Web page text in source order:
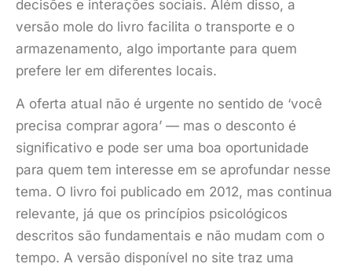
decisões e interações sociais. Além disso, a
versão mole do livro facilita o transporte e o
armazenamento, algo importante para quem
prefere ler em diferentes locais.
A oferta atual não é urgente no sentido de ‘você
precisa comprar agora’ — mas o desconto é
significativo e pode ser uma boa oportunidade
para quem tem interesse em se aprofundar nesse
tema. O livro foi publicado em 2012, mas continua
relevante, já que os princípios psicológicos
descritos são fundamentais e não mudam com o
tempo. A versão disponível no site traz uma